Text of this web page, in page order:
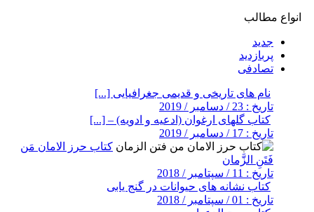
انواع مطالب
جدید
پربازدید
تصادفی
نام های تاریخی و قدیمی جغرافیایی [...]
تاریخ : 23 / دسامبر / 2019
کتاب گلهای ارغوان (ادعیه و ادویه) – [...]
تاریخ : 17 / دسامبر / 2019
کتاب حرز الامان مَن
فَتَنِ الزَّمان
تاریخ : 11 / سپتامبر / 2018
کتاب نشانه های حیوانات در گنج یابی
تاریخ : 01 / سپتامبر / 2018